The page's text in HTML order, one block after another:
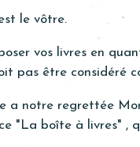
le vôtre.
vos livres en
pas être considéré
a notre regrettée
"La boîte à livres" ,